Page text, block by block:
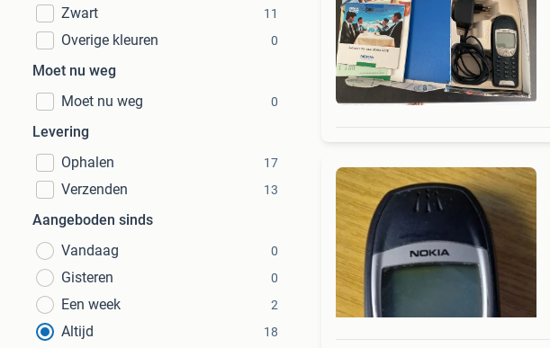
Zwart 11
Overige kleuren 0
Moet nu weg
Moet nu weg
0
Levering
Ophalen
17
Verzenden 13
Aangeboden sinds
Vandaag
0
Gisteren 0
Een week 2
Altijd 18